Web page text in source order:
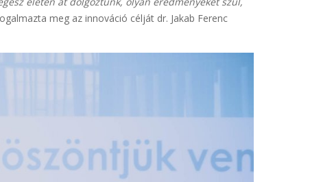
meg az innováció célját dr. Jakab Ferenc